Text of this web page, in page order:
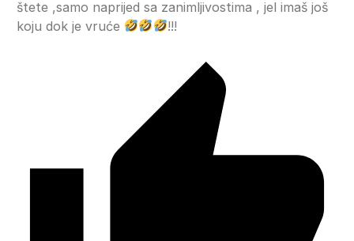
štete ,samo naprijed sa zanimljivostima , jel imaš još
koju dok je vruće
!!!